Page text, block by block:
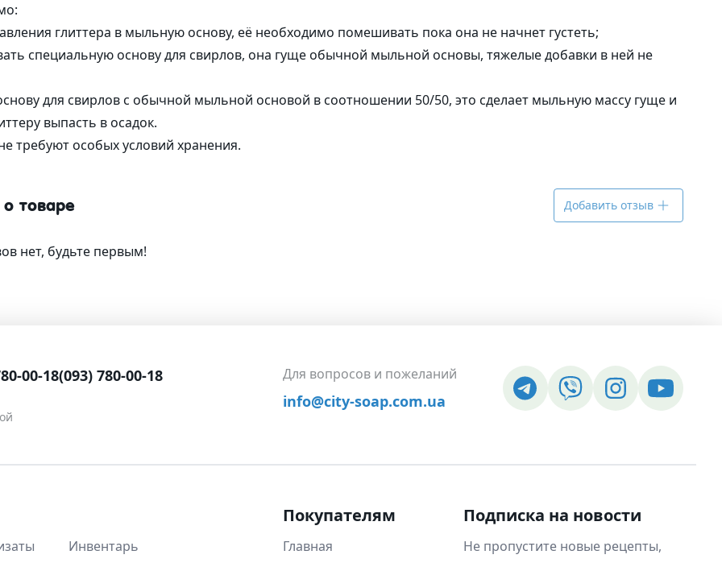
глиттера в мыльную основу, её необходимо помешивать пока она не начнет густеть;
специальную основу для свирлов, она гуще обычной мыльной основы, тяжелые добавки в ней не
для свирлов с обычной мыльной основой в соотношении 50/50, это сделает мыльную массу гуще и
выпасть в осадок.
требуют особых условий хранения.
товаре Добавить отзыв
нет, будьте первым!
00-18(093) 780-00-18 Для вопросов и пожеланий
info@city-soap.com.ua
Инвентарь
Покупателям
Главная
Подписка на новости
Не пропустите новые рецепты,